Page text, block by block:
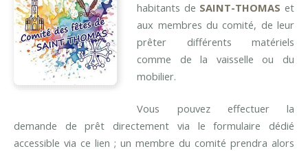
habitants de SAINT-THOMAS et
aux membres du comité, de leur
prêter différents matériels
comme de la vaisselle ou du
mobilier.
Vous pouvez effectuer la
demande de prêt directement via le formulaire dédié
accessible via ce lien ; un membre du comité prendra alors